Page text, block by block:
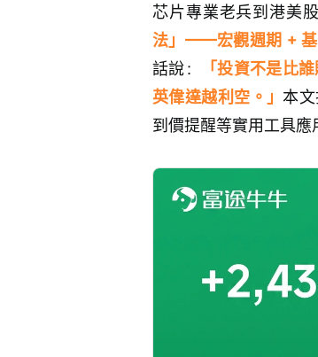
芯片專業老兵到港美
法」——宏觀週期 + 基
話說：
「投資不是比
英偉達越利空。」本
到價提醒等實用工具應